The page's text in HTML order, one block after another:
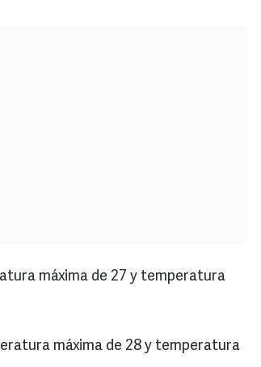
máxima de 27 y temperatura
máxima de 28 y temperatura